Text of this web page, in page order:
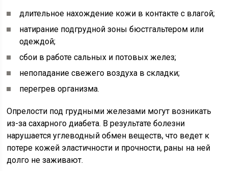
длительное нахождение кожи в контакте с влагой;
натирание подгрудной зоны бюстгальтером или
одеждой;
сбои в работе сальных и потовых желез;
непопадание свежего воздуха в складки;
перегрев организма.
Опрелости под грудными железами могут возникать
из-за сахарного диабета. В результате болезни
нарушается углеводный обмен веществ, что ведет к
потере кожей эластичности и прочности, раны на ней
долго не заживают.